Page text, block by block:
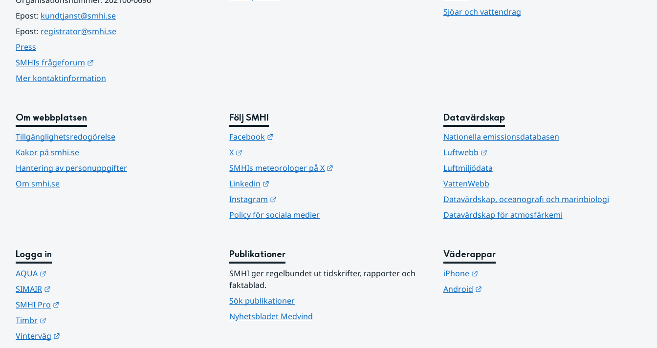
Epost: kundtjanst@smhi.se
Epost: registrator@smhi.se
Press
SMHIs frågeforum
Mer kontaktinformation
Sjöar och vattendrag
Om webbplatsen
Tillgänglighetsredogörelse
Kakor på smhi.se
Hantering av personuppgifter
Om smhi.se
Följ SMHI
Facebook
X
SMHIs meteorologer på X
Linkedin
Instagram
Policy för sociala medier
Datavärdskap
Nationella emissionsdatabasen
Luftwebb
Länk till annan webbplats.
Luftmiljödata
VattenWebb
Datavärdskap, oceanografi och marinbiologi
Datavärdskap för atmosfärkemi
Logga in
AQUA
SIMAIR
SMHI Pro
Timbr
Vinterväg
Publikationer
SMHI ger regelbundet ut tidskrifter, rapporter och
faktablad.
Sök publikationer
Nyhetsbladet Medvind
Väderappar
iPhone
Länk till annan webbplats.
Android
Länk till annan webbplats.